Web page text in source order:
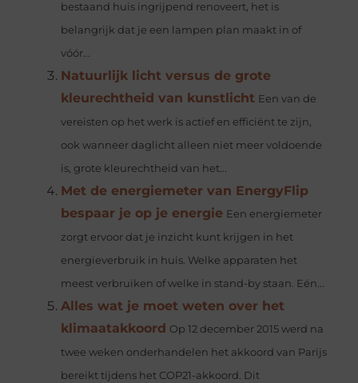
bestaand huis ingrijpend renoveert, het is
belangrijk dat je een lampen plan maakt in of
vóór...
Natuurlijk licht versus de grote
kleurechtheid van kunstlicht Een van de
vereisten op het werk is actief en efficiënt te zijn,
ook wanneer daglicht alleen niet meer voldoende
is, grote kleurechtheid van het...
Met de energiemeter van EnergyFlip
bespaar je op je energie Een energiemeter
zorgt ervoor dat je inzicht kunt krijgen in het
energieverbruik in huis. Welke apparaten het
meest verbruiken of welke in stand-by staan. Eén...
Alles wat je moet weten over het
klimaatakkoord Op 12 december 2015 werd na
twee weken onderhandelen het akkoord van Parijs
bereikt tijdens het COP21-akkoord. Dit